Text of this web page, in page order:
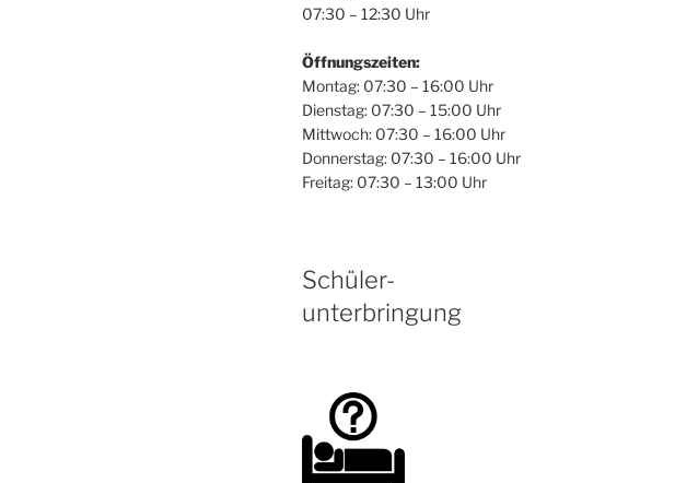
07:30 – 12:30 Uhr
Öffnungszeiten:
Montag: 07:30 – 16:00 Uhr
Dienstag: 07:30 – 15:00 Uhr
Mittwoch: 07:30 – 16:00 Uhr
Donnerstag: 07:30 – 16:00 Uhr
Freitag: 07:30 – 13:00 Uhr
Schüler-
unterbringung